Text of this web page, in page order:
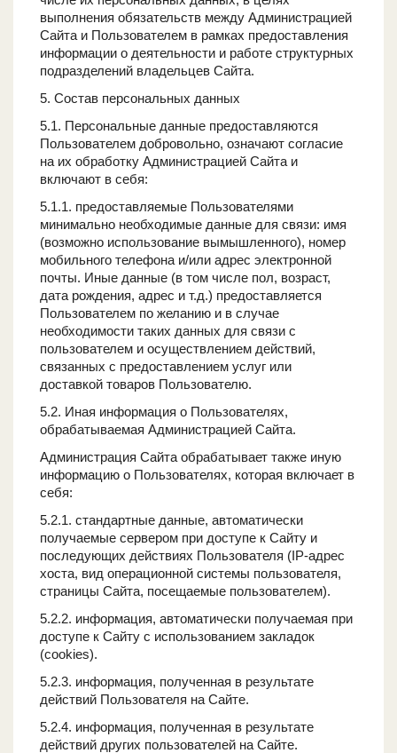
выполнения обязательств между Администрацией
Сайта и Пользователем в рамках предоставления
информации о деятельности и работе структурных
подразделений владельцев Сайта.
5. Состав персональных данных
5.1. Персональные данные предоставляются
Пользователем добровольно, означают согласие
на их обработку Администрацией Сайта и
включают в себя:
5.1.1. предоставляемые Пользователями
минимально необходимые данные для связи: имя
(возможно использование вымышленного), номер
мобильного телефона и/или адрес электронной
почты. Иные данные (в том числе пол, возраст,
дата рождения, адрес и т.д.) предоставляется
Пользователем по желанию и в случае
необходимости таких данных для связи с
пользователем и осуществлением действий,
связанных с предоставлением услуг или
доставкой товаров Пользователю.
5.2. Иная информация о Пользователях,
обрабатываемая Администрацией Сайта.
Администрация Сайта обрабатывает также иную
информацию о Пользователях, которая включает в
себя:
5.2.1. стандартные данные, автоматически
получаемые сервером при доступе к Сайту и
последующих действиях Пользователя (IP-адрес
хоста, вид операционной системы пользователя,
страницы Сайта, посещаемые пользователем).
5.2.2. информация, автоматически получаемая при
доступе к Сайту с использованием закладок
(cookies).
5.2.3. информация, полученная в результате
действий Пользователя на Сайте.
5.2.4. информация, полученная в результате
действий других пользователей на Сайте.